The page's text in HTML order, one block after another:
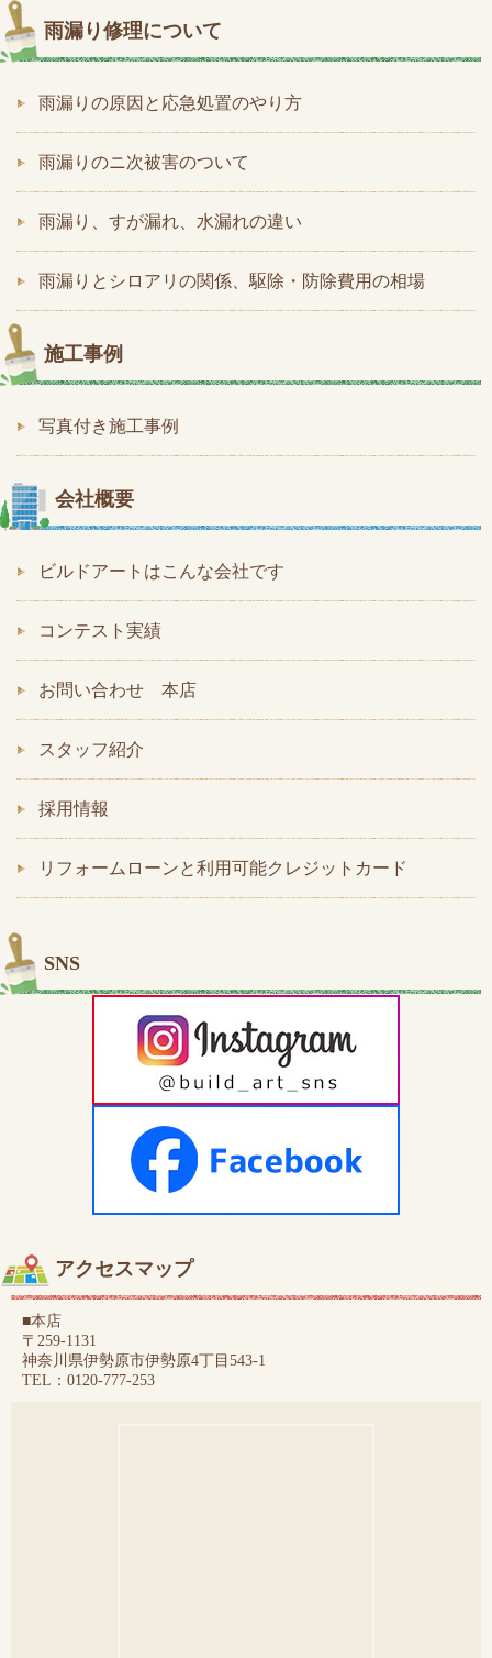
雨漏り修理について
雨漏りの原因と応急処置のやり方
雨漏りのニ次被害のついて
雨漏り、すが漏れ、水漏れの違い
雨漏りとシロアリの関係、駆除・防除費用の相場
施工事例
写真付き施工事例
会社概要
ビルドアートはこんな会社です
コンテスト実績
お問い合わせ 本店
スタッフ紹介
採用情報
リフォームローンと利用可能クレジットカード
SNS
アクセスマップ
■本店
〒259-1131
神奈川県伊勢原市伊勢原4丁目543-1
TEL：0120-777-253